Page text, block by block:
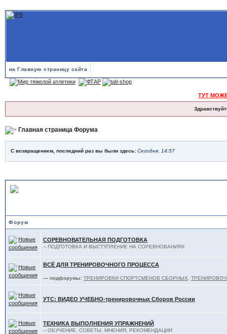
на Главную страницу сайта
ТУТ
Главная страница Форума
С возвращением, последний раз вы были здесь: Сегодня, 14:57
Форум
СОРЕВНОВАТЕЛЬНАЯ ПОДГОТОВКА
-- ПОДГОТОВКА И ВЫСТУПЛЕНИЕ НА СОРЕВНОВАНИЯХ
ВСЁ ДЛЯ ТРЕНИРОВОЧНОГО ПРОЦЕССА
— подфорумы: ТРЕНИРОВКИ СПОРТСМЕНОВ СБОРНЫХ
УТС: ВИДЕО УЧЕБНО-тренировочных Сборов России
ТЕХНИКА ВЫПОЛНЕНИЯ УПРАЖНЕНИЙ
-- ОБУЧЕНИЕ, СОВЕТЫ, МНЕНИЯ, РЕКОМЕНДАЦИИ